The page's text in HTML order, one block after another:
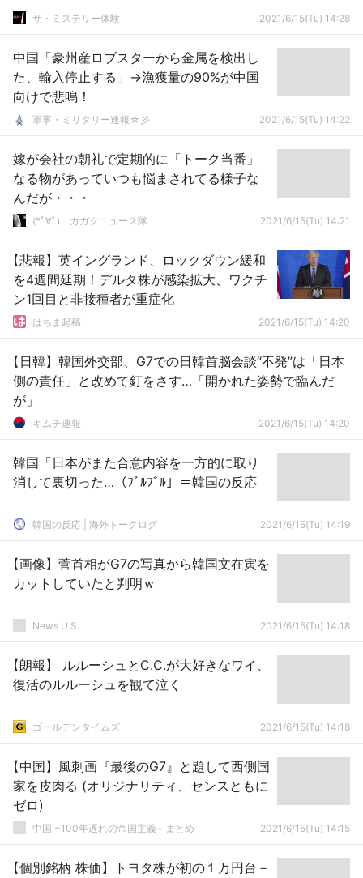
ザ・ミステリー体験 2021/6/15(Tu) 14:28
中国「豪州産ロブスターから金属を検出し
た、輸入停止する」→漁獲量の90%が中国
向けで悲鳴！
軍事・ミリタリー速報☆彡 2021/6/15(Tu) 14:22
嫁が会社の朝礼で定期的に「トーク当番」
なる物があっていつも悩まされてる様子な
んだが・・・
(*ﾟ∀ﾟ)ゞカガクニュース隊 2021/6/15(Tu) 14:21
【悲報】英イングランド、ロックダウン緩和
を4週間延期！デルタ株が感染拡大、ワクチ
ン1回目と非接種者が重症化
はちま起稿 2021/6/15(Tu) 14:20
【日韓】韓国外交部、G7での日韓首脳会談“不発”は「日本
側の責任」と改めて釘をさす…「開かれた姿勢で臨んだ
が」
キムチ速報 2021/6/15(Tu) 14:20
韓国「日本がまた合意内容を一方的に取り
消して裏切った…（ﾌﾞﾙﾌﾞﾙ」＝韓国の反応
韓国の反応 | 海外トークログ 2021/6/15(Tu) 14:19
【画像】菅首相がG7の写真から韓国文在寅を
カットしていたと判明ｗ
News U.S. 2021/6/15(Tu) 14:18
【朗報】 ルルーシュとC.C.が大好きなワイ、
復活のルルーシュを観て泣く
ゴールデンタイムズ 2021/6/15(Tu) 14:18
【中国】風刺画『最後のG7』と題して西側国
家を皮肉る (オリジナリティ、センスともに
ゼロ)
中国 ~100年遅れの帝国主義~ まとめ 2021/6/15(Tu) 14:15
【個別銘柄 株価】トヨタ株が初の１万円台－